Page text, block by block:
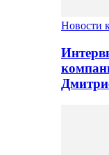
Новости